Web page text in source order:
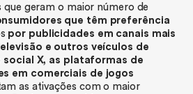
que geram o maior número de
que têm preferência
por publicidades em canais mais
e outros veículos de
social X, as plataformas de
em comerciais de jogos
as ativações com o maior